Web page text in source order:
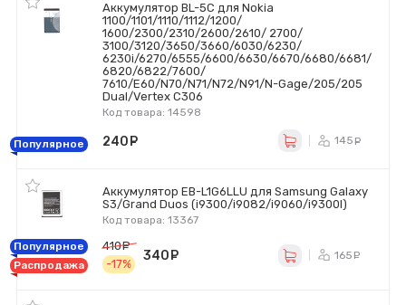
Аккумулятор BL-5C для Nokia
1100/1101/1110/1112/1200/
1600/2300/2310/2600/2610/ 2700/
3100/3120/3650/3660/6030/6230/
6230i/6270/6555/6600/6630/6670/6680/6681/
6820/6822/7600/
7610/E60/N70/N71/N72/N91/N-Gage/205/205
Dual/Vertex C306
Код товара: 14598
Популярное 240 145
Аккумулятор EB-L1G6LLU для Samsung Galaxy
S3/Grand Duos (i9300/i9082/i9060/i9300I)
Код товара: 13367
Популярное
Распродажа
410
-17%
340 165